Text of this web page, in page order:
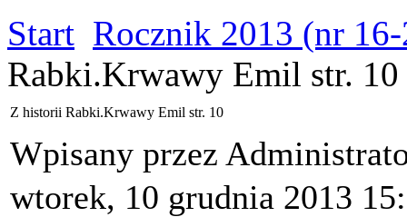
Start Rocznik 2013 (nr
Rabki.Krwawy Emil str. 10
Z historii Rabki.Krwawy Emil str. 10
Wpisany przez
wtorek, 10 grudnia 2013